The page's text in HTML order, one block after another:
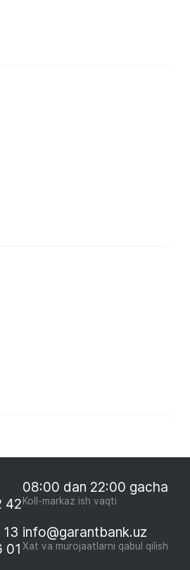
42
08:00 dan 22:00 gacha
Koll-markaz ish vaqti
01
info@garantbank.uz
Xat va murojaatlarni qabul qilish